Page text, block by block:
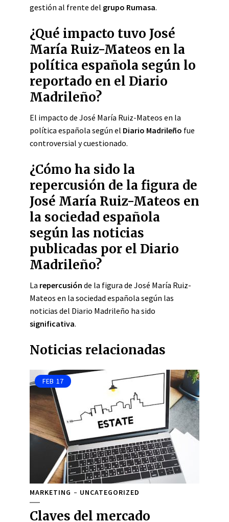
gestión al frente del grupo Rumasa.
¿Qué impacto tuvo José
María Ruiz-Mateos en la
política española según lo
reportado en el Diario
Madrileño?
El impacto de José María Ruiz-Mateos en la
política española según el Diario Madrileño fue
controversial y cuestionado.
¿Cómo ha sido la
repercusión de la figura de
José María Ruiz-Mateos en
la sociedad española
según las noticias
publicadas por el Diario
Madrileño?
La repercusión de la figura de José María Ruiz-
Mateos en la sociedad española según las
noticias del Diario Madrileño ha sido
significativa.
Noticias relacionadas
FEB 17
MARKETING UNCATEGORIZED
Claves del mercado